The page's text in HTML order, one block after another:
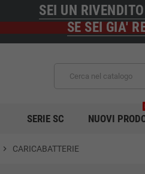
SEI UN
SE SEI GIA'
SERIE SC NUOVI
chevron_right CARICABATTERIE